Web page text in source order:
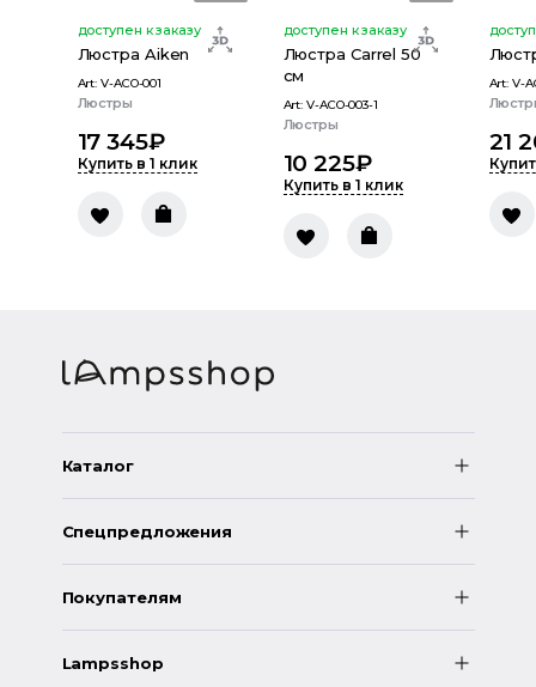
доступен к заказу
Люстра Aiken
Art: V-ACO-001
Люстры
17 345₽
Купить в 1 клик
доступен к заказу
Люстра Carrel 50
см
Art: V-ACO-003-1
Люстры
10 225₽
Купить в 1 клик
Art: V-
21
Каталог
Спецпредложения
Покупателям
Lampsshop